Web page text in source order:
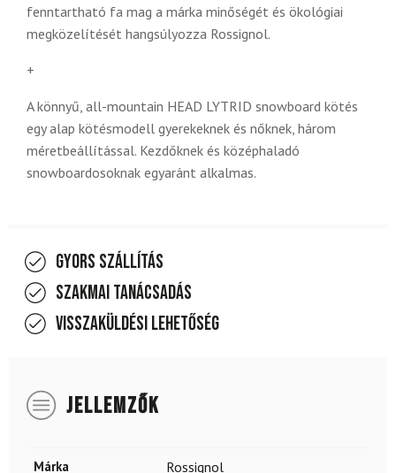
fenntartható fa mag a márka minőségét és ökológiai
megközelítését hangsúlyozza Rossignol.
+
A könnyű, all-mountain HEAD LYTRID snowboard kötés
egy alap kötésmodell gyerekeknek és nőknek, három
méretbeállítással. Kezdőknek és középhaladó
snowboardosoknak egyaránt alkalmas.
Gyors szállítás
Szakmai tanácsadás
Visszaküldési lehetőség
JELLEMZŐK
Márka Rossignol